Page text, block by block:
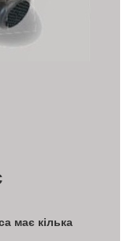
має кілька